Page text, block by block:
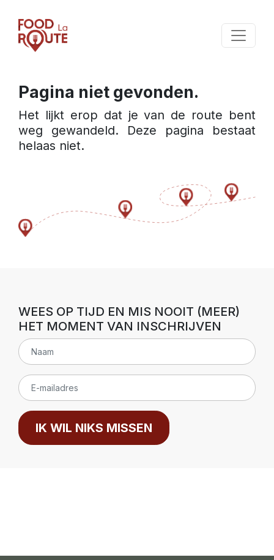
Pagina niet gevonden.
Het lijkt erop dat je van de route bent
weg gewandeld. Deze pagina bestaat
helaas niet.
WEES OP TIJD EN MIS NOOIT (MEER)
HET MOMENT VAN INSCHRIJVEN
IK WIL NIKS MISSEN